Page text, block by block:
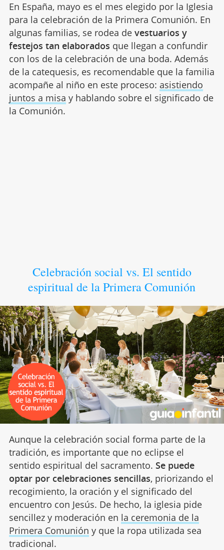
En España, mayo es el mes elegido por la Iglesia
para la celebración de la Primera Comunión. En
algunas familias, se rodea de vestuarios y
festejos tan elaborados que llegan a confundir
con los de la celebración de una boda. Además
de la catequesis, es recomendable que la familia
acompañe al niño en este proceso: asistiendo
juntos a misa y hablando sobre el significado de
la Comunión.
Celebración social vs. El sentido
espiritual de la Primera Comunión
Aunque la celebración social forma parte de la
tradición, es importante que no eclipse el
sentido espiritual del sacramento. Se puede
optar por celebraciones sencillas, priorizando el
recogimiento, la oración y el significado del
encuentro con Jesús. De hecho, la iglesia pide
sencillez y moderación en la ceremonia de la
Primera Comunión y que la ropa utilizada sea
tradicional.